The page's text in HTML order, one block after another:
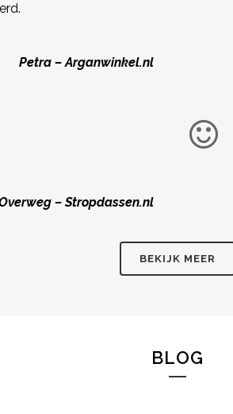
Petra – Arganwinkel.nl
– Stropdassen.nl
BEKIJK MEER
BLOG